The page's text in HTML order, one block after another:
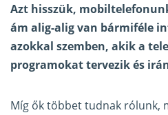
Azt hisszük,
ám alig-alig van bármiféle
azokkal szemben, akik a
programokat tervezik és
Míg ők többet tudnak rólunk,